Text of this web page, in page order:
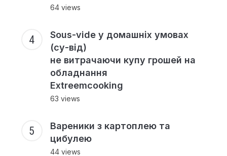
64 views
Sous-vide у домашніх умовах
(су-від)
не витрачаючи купу грошей на
обладнання
Extreemcooking
63 views
Вареники з картоплею та
цибулею
44 views